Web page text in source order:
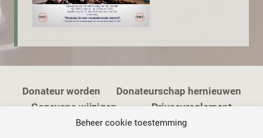
Beheer cookie toestemming
Donateur worden
Donateurschap hernieuwen
Gegevens wijzigen
Privacyreglement
Cookiebeleid